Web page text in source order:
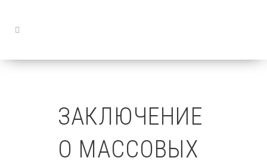
ЗАКЛЮЧЕНИЕ
О МАССОВЫХ